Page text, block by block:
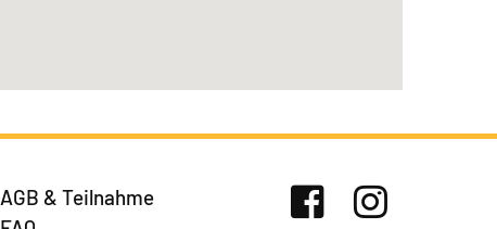
AGB & Teilnahme